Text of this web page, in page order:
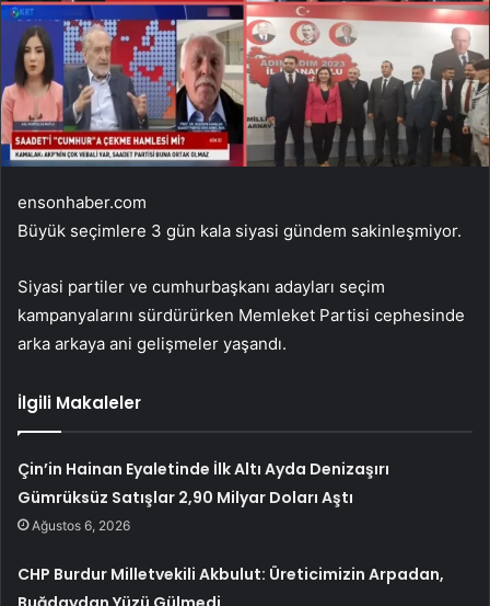
ensonhaber.com
Büyük seçimlere 3 gün kala siyasi gündem sakinleşmiyor.
Siyasi partiler ve cumhurbaşkanı adayları seçim
kampanyalarını sürdürürken Memleket Partisi cephesinde
arka arkaya ani gelişmeler yaşandı.
İlgili Makaleler
Çin’in Hainan Eyaletinde İlk Altı Ayda Denizaşırı
Gümrüksüz Satışlar 2,90 Milyar Doları Aştı
Ağustos 6, 2026
CHP Burdur Milletvekili Akbulut: Üreticimizin Arpadan,